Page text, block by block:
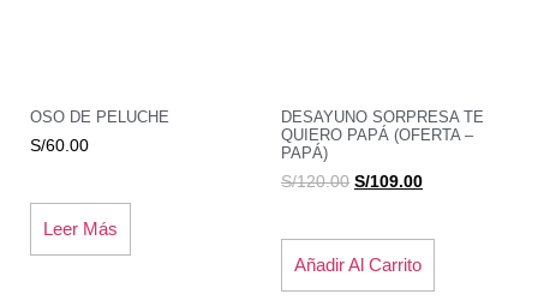
OSO DE PELUCHE
S/60.00
Leer Más
DESAYUNO SORPRESA TE
QUIERO PAPÁ (OFERTA –
PAPÁ)
S/120.00 S/109.00
Añadir Al Carrito